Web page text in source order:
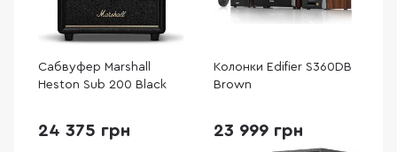
Сабвуфер Marshall
Heston Sub 200 Black
24 375 грн
Колонки Edifier S360DB
Brown
23 999 грн